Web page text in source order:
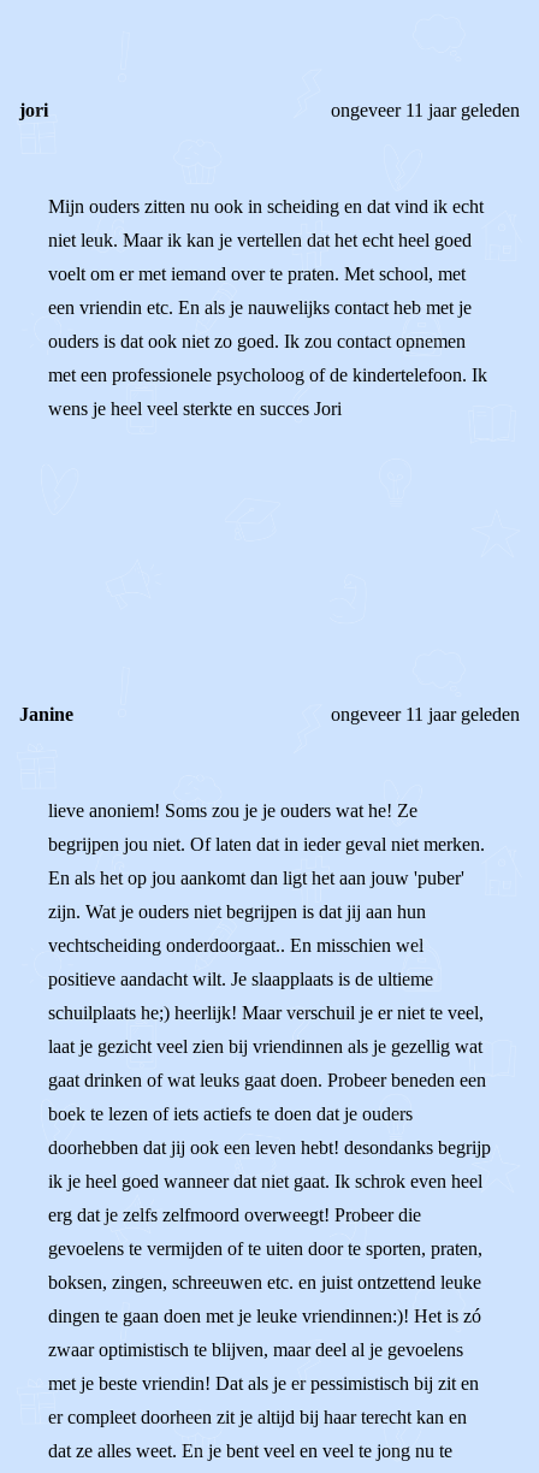
jori ongeveer 11 jaar geleden
Mijn ouders zitten nu ook in scheiding en dat vind ik echt
niet leuk. Maar ik kan je vertellen dat het echt heel goed
voelt om er met iemand over te praten. Met school, met
een vriendin etc. En als je nauwelijks contact heb met je
ouders is dat ook niet zo goed. Ik zou contact opnemen
met een professionele psycholoog of de kindertelefoon. Ik
wens je heel veel sterkte en succes Jori
Janine ongeveer 11 jaar geleden
lieve anoniem! Soms zou je je ouders wat he! Ze
begrijpen jou niet. Of laten dat in ieder geval niet merken.
En als het op jou aankomt dan ligt het aan jouw 'puber'
zijn. Wat je ouders niet begrijpen is dat jij aan hun
vechtscheiding onderdoorgaat.. En misschien wel
positieve aandacht wilt. Je slaapplaats is de ultieme
schuilplaats he;) heerlijk! Maar verschuil je er niet te veel,
laat je gezicht veel zien bij vriendinnen als je gezellig wat
gaat drinken of wat leuks gaat doen. Probeer beneden een
boek te lezen of iets actiefs te doen dat je ouders
doorhebben dat jij ook een leven hebt! desondanks begrijp
ik je heel goed wanneer dat niet gaat. Ik schrok even heel
erg dat je zelfs zelfmoord overweegt! Probeer die
gevoelens te vermijden of te uiten door te sporten, praten,
boksen, zingen, schreeuwen etc. en juist ontzettend leuke
dingen te gaan doen met je leuke vriendinnen:)! Het is zó
zwaar optimistisch te blijven, maar deel al je gevoelens
met je beste vriendin! Dat als je er pessimistisch bij zit en
er compleet doorheen zit je altijd bij haar terecht kan en
dat ze alles weet. En je bent veel en veel te jong nu te